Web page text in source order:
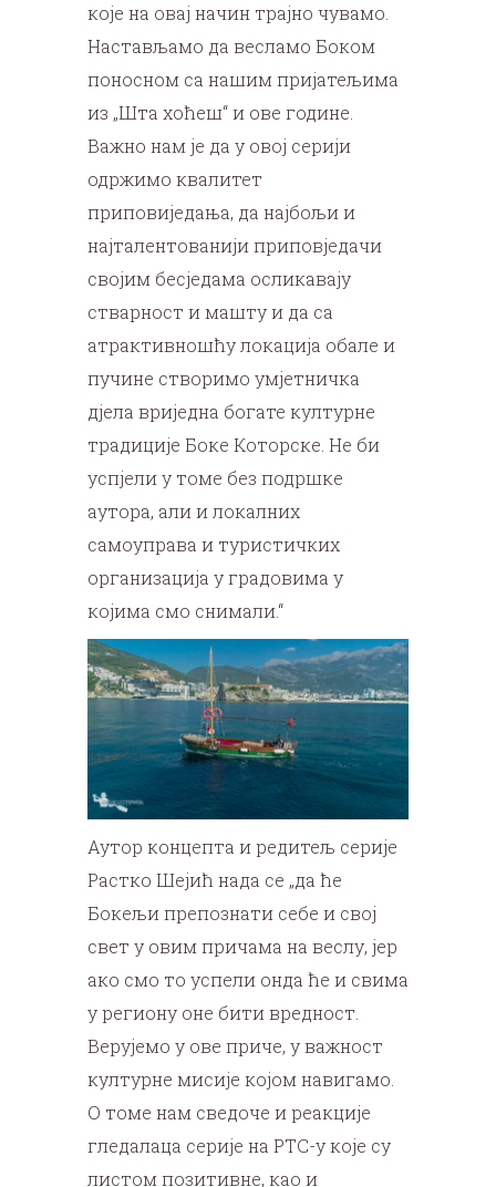
које на овај начин трајно чувамо.
Настављамо да весламо Боком
поносном са нашим пријатељима
из „Шта хоћеш“ и ове године.
Важно нам је да у овој серији
одржимо квалитет
приповиједања, да најбољи и
најталентованији приповједачи
својим бесједама осликавају
стварност и машту и да са
атрактивношћу локација обале и
пучине створимо умјетничка
дјела вриједна богате културне
традиције Боке Которске. Не би
успјели у томе без подршке
аутора, али и локалних
самоуправа и туристичких
организација у градовима у
којима смо снимали.“
Аутор концепта и редитељ серије
Растко Шејић нада се „да ће
Бокељи препознати себе и свој
свет у овим причама на веслу, јер
ако смо то успели онда ће и свима
у региону оне бити вредност.
Верујемо у ове приче, у важност
културне мисије којом навигамо.
О томе нам сведоче и реакције
гледалаца серије на РТС-у које су
листом позитивне, као и